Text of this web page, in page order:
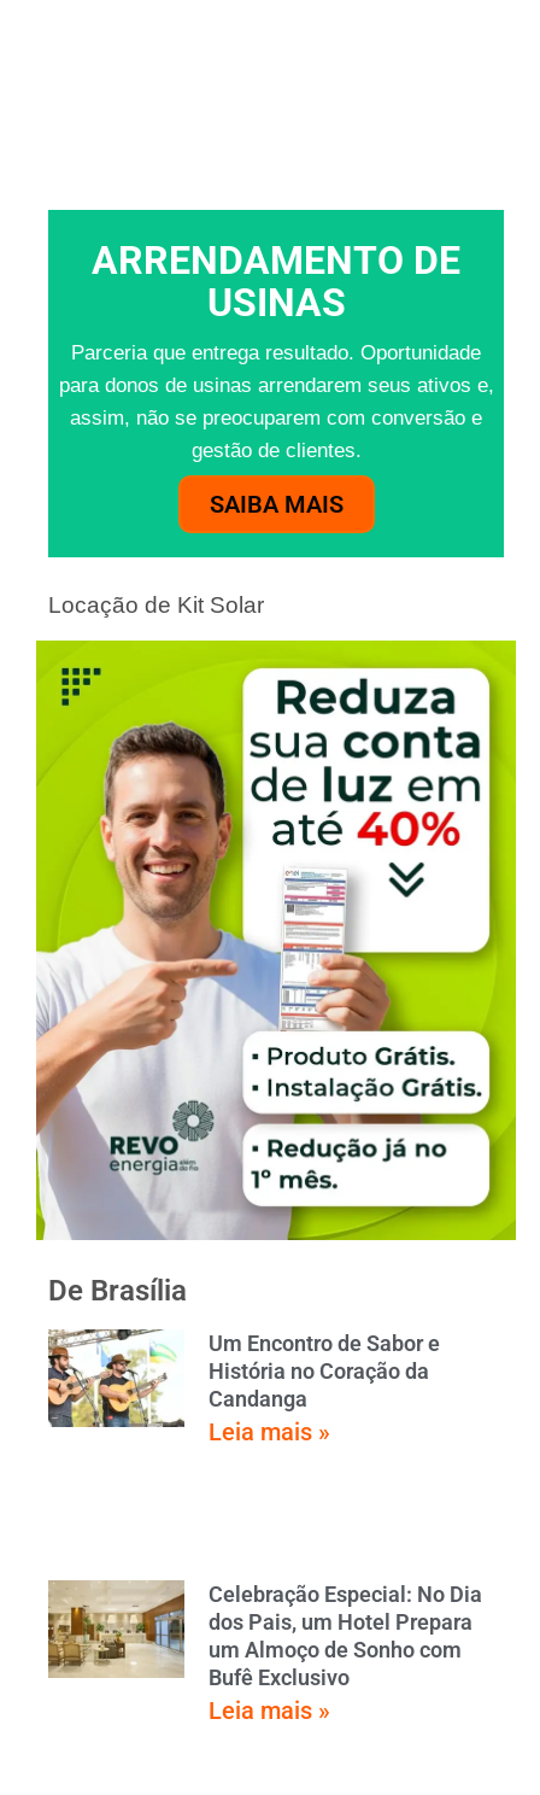
ARRENDAMENTO DE
USINAS
Parceria que entrega resultado. Oportunidade
para donos de usinas arrendarem seus ativos e,
assim, não se preocuparem com conversão e
gestão de clientes.
SAIBA MAIS
Locação de Kit Solar
De Brasília
Um Encontro de Sabor e
História no Coração da
Candanga
Leia mais »
Celebração Especial: No Dia
dos Pais, um Hotel Prepara
um Almoço de Sonho com
Bufê Exclusivo
Leia mais »